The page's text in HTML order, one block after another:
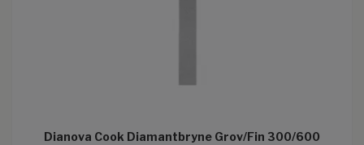
Dianova Cook Diamantbryne Grov/Fin 300/600